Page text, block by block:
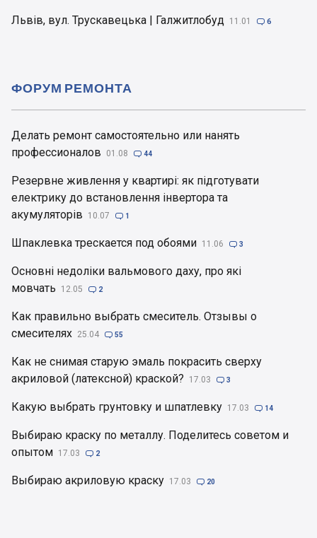
Львів, вул. Трускавецька | Галжитлобуд 11.01  6
Делать ремонт самостоятельно или нанять
профессионалов
01.08  44
Резервне живлення у квартирі: як підготувати
електрику до встановлення інвертора та
акумуляторів
10.07  1
Шпаклевка трескается под обоями 11.06  3
Основні недоліки вальмового даху, про які
мовчать
12.05  2
Как правильно выбрать смеситель. Отзывы о
смесителях 25.04  55
Как не снимая старую эмаль покрасить сверху
акриловой (латексной) краской?
17.03  3
Какую выбрать грунтовку и шпатлевку 17.03  14
Выбираю краску по металлу. Поделитесь советом и
опытом 17.03  2
Выбираю акриловую краску 17.03  20
ФОРУМ РЕМОНТА